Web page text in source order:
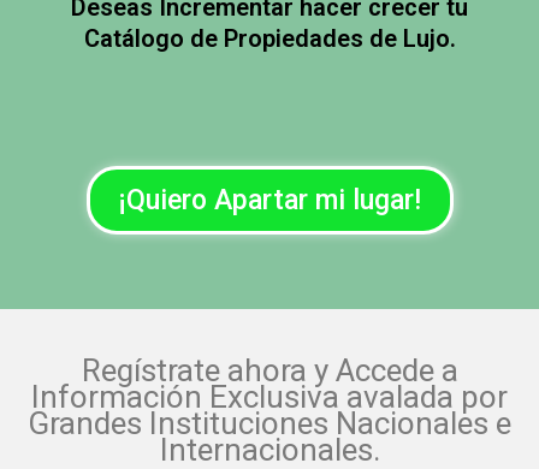
Deseas Incrementar hacer crecer tu
Catálogo de Propiedades de Lujo.
¡Quiero Apartar mi lugar!
Regístrate ahora y Accede a
Información Exclusiva avalada por
Grandes Instituciones Nacionales e
Internacionales.